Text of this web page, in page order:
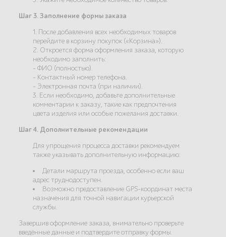
Шаг 3. Заполнение формы заказа
1. После добавления всех необходимых товаров
перейдите в корзину покупок («Корзина»).
2. Откроется форма оформления заказа, которую
необходимо заполнить:
- ФИО (полностью).
- Контактный номер телефона.
- Электронная почта (при наличии).
3. Если необходимо, добавьте дополнительные
комментарии к заказу, такие как предпочтения
цвета изделия или особые пожелания доставки.
Шаг 4. Дополнительные рекомендации
Для упрощения процесса доставки рекомендуем
также указывать дополнительную информацию:
Детали маршрута проезда, особенно если ваш
адрес труднодоступен.
Возможно предоставление GPS-координат места
назначения для точной навигации курьерской
службы.
Завершив оформление заказа, внимательно проверьте
введённые данные и подтвердите отправку формы.